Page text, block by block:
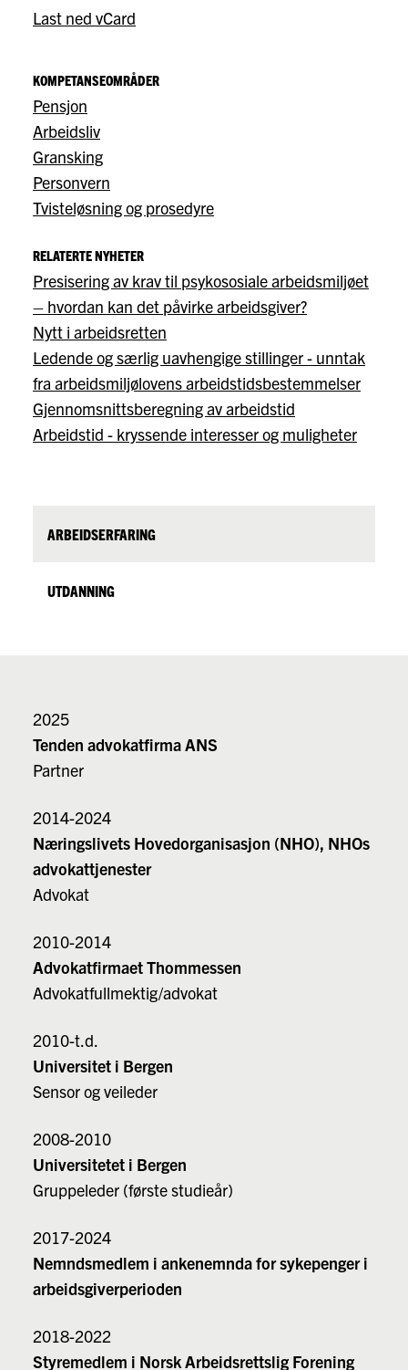
Last ned vCard
KOMPETANSEOMRÅDER
Pensjon
Arbeidsliv
Gransking
Personvern
Tvisteløsning og prosedyre
RELATERTE NYHETER
Presisering av krav til psykososiale arbeidsmiljøet
– hvordan kan det påvirke arbeidsgiver?
Nytt i arbeidsretten
Ledende og særlig uavhengige stillinger - unntak
fra arbeidsmiljølovens arbeidstidsbestemmelser
Gjennomsnittsberegning av arbeidstid
Arbeidstid - kryssende interesser og muligheter
ARBEIDSERFARING
UTDANNING
2025
Tenden advokatfirma ANS
Partner
2014-2024
Næringslivets Hovedorganisasjon (NHO), NHOs
advokattjenester
Advokat
2010-2014
Advokatfirmaet Thommessen
Advokatfullmektig/advokat
2010-t.d.
Universitet i Bergen
Sensor og veileder
2008-2010
Universitetet i Bergen
Gruppeleder (første studieår)
2017-2024
Nemndsmedlem i ankenemnda for sykepenger i
arbeidsgiverperioden
2018-2022
Styremedlem i Norsk Arbeidsrettslig Forening